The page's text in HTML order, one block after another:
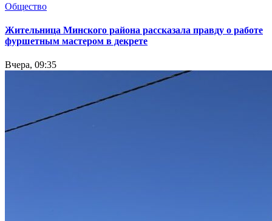
Общество
Жительница Минского района рассказала правду о работе
фуршетным мастером в декрете
Вчера, 09:35